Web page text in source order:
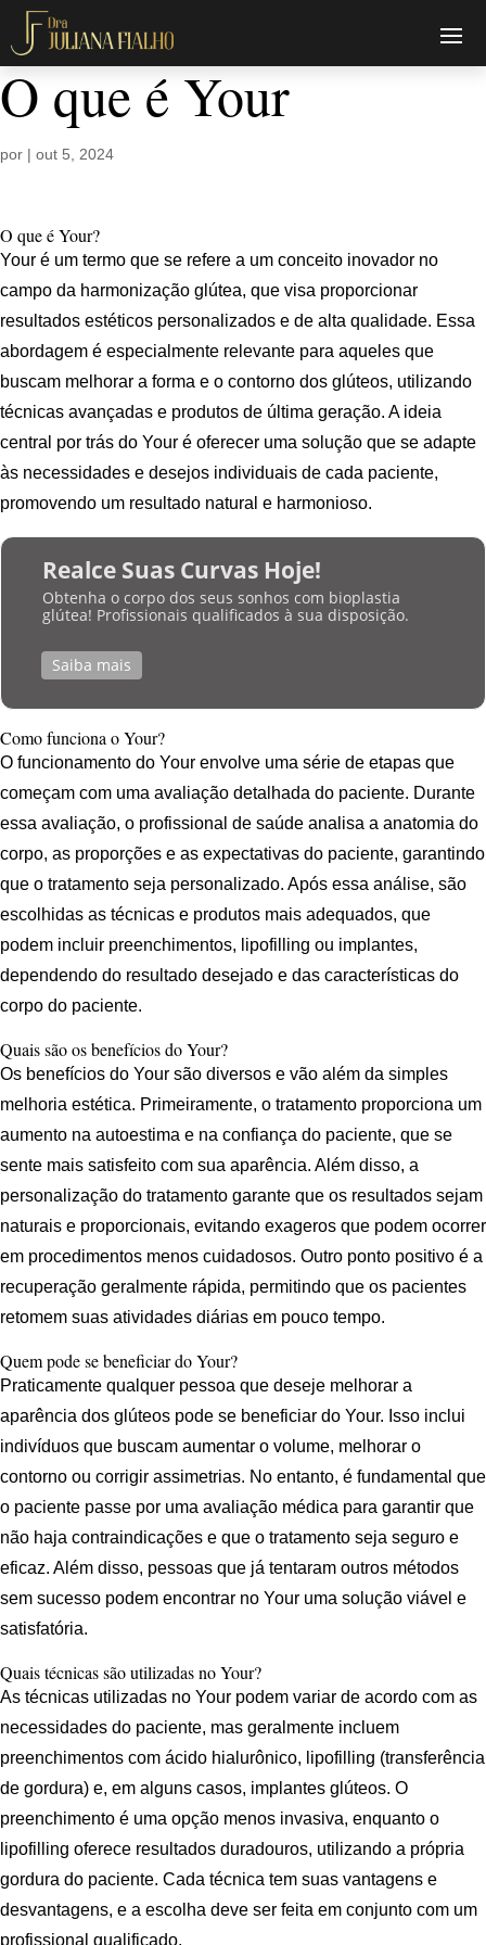
O que é Your
por | out 5, 2024
O que é Your?
Your é um termo que se refere a um conceito inovador no
campo da harmonização glútea, que visa proporcionar
resultados estéticos personalizados e de alta qualidade. Essa
abordagem é especialmente relevante para aqueles que
buscam melhorar a forma e o contorno dos glúteos, utilizando
técnicas avançadas e produtos de última geração. A ideia
central por trás do Your é oferecer uma solução que se adapte
às necessidades e desejos individuais de cada paciente,
promovendo um resultado natural e harmonioso.
Realce Suas Curvas Hoje!
Obtenha o corpo dos seus sonhos com bioplastia
glútea! Profissionais qualificados à sua disposição.
Saiba mais
Como funciona o Your?
O funcionamento do Your envolve uma série de etapas que
começam com uma avaliação detalhada do paciente. Durante
essa avaliação, o profissional de saúde analisa a anatomia do
corpo, as proporções e as expectativas do paciente, garantindo
que o tratamento seja personalizado. Após essa análise, são
escolhidas as técnicas e produtos mais adequados, que
podem incluir preenchimentos, lipofilling ou implantes,
dependendo do resultado desejado e das características do
corpo do paciente.
Quais são os benefícios do Your?
Os benefícios do Your são diversos e vão além da simples
melhoria estética. Primeiramente, o tratamento proporciona um
aumento na autoestima e na confiança do paciente, que se
sente mais satisfeito com sua aparência. Além disso, a
personalização do tratamento garante que os resultados sejam
naturais e proporcionais, evitando exageros que podem ocorrer
em procedimentos menos cuidadosos. Outro ponto positivo é a
recuperação geralmente rápida, permitindo que os pacientes
retomem suas atividades diárias em pouco tempo.
Quem pode se beneficiar do Your?
Praticamente qualquer pessoa que deseje melhorar a
aparência dos glúteos pode se beneficiar do Your. Isso inclui
indivíduos que buscam aumentar o volume, melhorar o
contorno ou corrigir assimetrias. No entanto, é fundamental que
o paciente passe por uma avaliação médica para garantir que
não haja contraindicações e que o tratamento seja seguro e
eficaz. Além disso, pessoas que já tentaram outros métodos
sem sucesso podem encontrar no Your uma solução viável e
satisfatória.
Quais técnicas são utilizadas no Your?
As técnicas utilizadas no Your podem variar de acordo com as
necessidades do paciente, mas geralmente incluem
preenchimentos com ácido hialurônico, lipofilling (transferência
de gordura) e, em alguns casos, implantes glúteos. O
preenchimento é uma opção menos invasiva, enquanto o
lipofilling oferece resultados duradouros, utilizando a própria
gordura do paciente. Cada técnica tem suas vantagens e
desvantagens, e a escolha deve ser feita em conjunto com um
profissional qualificado.